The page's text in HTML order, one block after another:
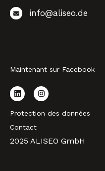
info@aliseo.de
Maintenant sur Facebook
Protection des données
Contact
2025 ALISEO GmbH